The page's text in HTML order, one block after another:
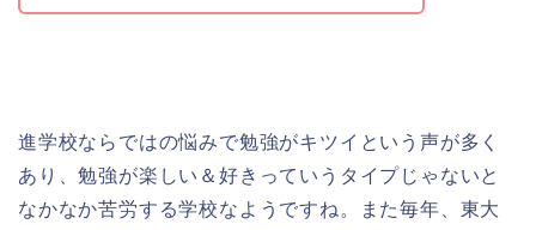
進学校ならではの悩みで勉強がキツイという声が多く
あり、勉強が楽しい＆好きっていうタイプじゃないと
なかなか苦労する学校なようですね。また毎年、東大